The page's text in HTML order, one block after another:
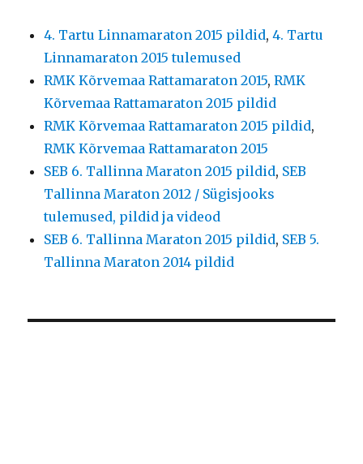
4. Tartu Linnamaraton 2015 pildid,4. Tartu
Linnamaraton 2015 tulemused
RMK Kõrvemaa Rattamaraton 2015,RMK
Kõrvemaa Rattamaraton 2015 pildid
RMK Kõrvemaa Rattamaraton 2015 pildid,
RMK Kõrvemaa Rattamaraton 2015
SEB 6. Tallinna Maraton 2015 pildid, SEB
Tallinna Maraton 2012 / Sügisjooks
tulemused, pildid ja videod
SEB 6. Tallinna Maraton 2015 pildid, SEB 5.
Tallinna Maraton 2014 pildid